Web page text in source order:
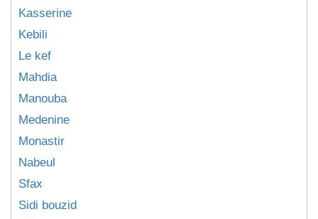
Kasserine
Kebili
Le kef
Mahdia
Manouba
Medenine
Monastir
Nabeul
Sfax
Sidi bouzid